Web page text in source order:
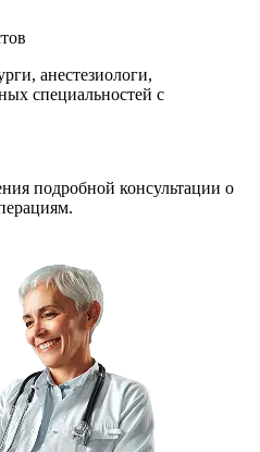
анестезиологи,
специальностей с
подробной консультации о